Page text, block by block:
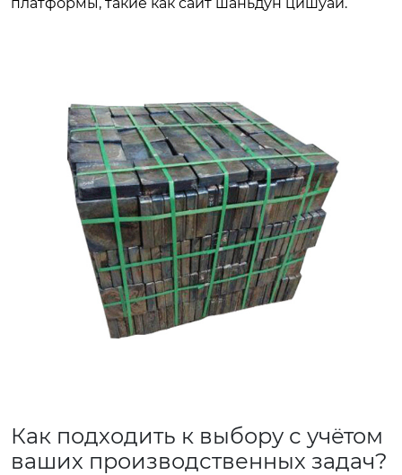
Как подходить к выбору с учётом
ваших производственных задач?